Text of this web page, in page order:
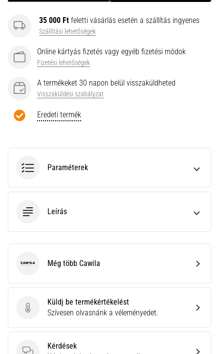
Cross
megjelenítése
35 000 Ft feletti vásárlás esetén a szállítás ingyenes
Szállítási lehetőségek
Online kártyás fizetés vagy egyéb fizetési módok
Fizetési lehetőségek
A termékeket 30 napon belül visszaküldheted
Visszaküldési szabályzat
Eredeti termék
Paraméterek
Leírás
Küldj be termékértékelést
Küldj be termékértékelést
Szívesen olvasnánk a véleményedet.
Kérdések
Cawila Még több Cawila